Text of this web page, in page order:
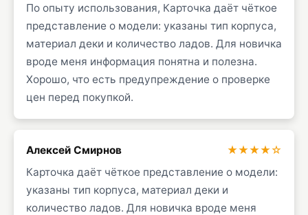
По опыту использования, Карточка даёт чёткое
представление о модели: указаны тип корпуса,
материал деки и количество ладов. Для новичка
вроде меня информация понятна и полезна.
Хорошо, что есть предупреждение о проверке
цен перед покупкой.
Алексей Смирнов
★★★★☆
Карточка даёт чёткое представление о модели:
указаны тип корпуса, материал деки и
количество ладов. Для новичка вроде меня